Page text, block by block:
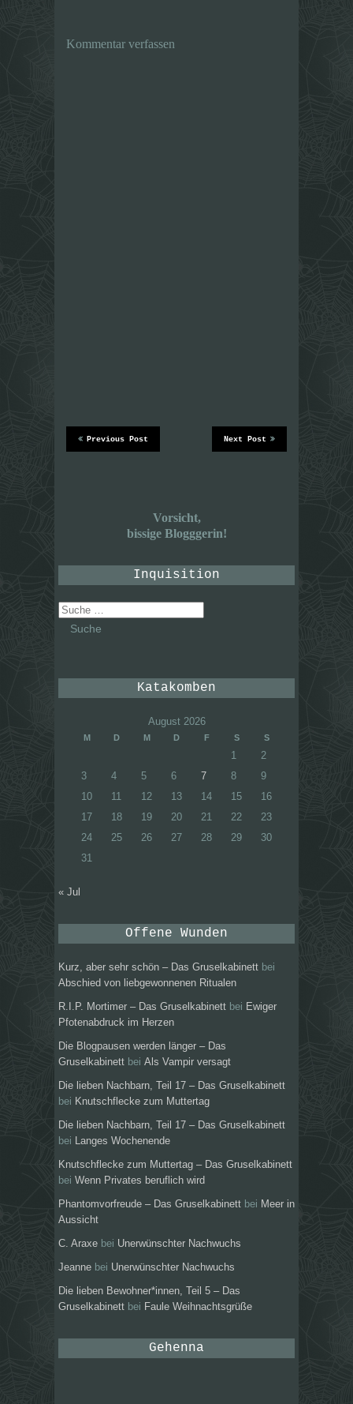
Kommentar verfassen
Next Post
Previous Post
Vorsicht,
bissige Blogggerin!
Inquisition
Suche
nach:
Katakomben
August 2026
M D M D F S S
1
2
3
4 5 6 7 8
9
10
11 12 13 14 15
16
17
18 19 20 21 22
23
24
25 26 27 28 29
30
31
« Jul
Offene Wunden
Kurz, aber sehr schön – Das Gruselkabinett bei
Abschied von liebgewonnenen Ritualen
R.I.P. Mortimer – Das Gruselkabinett bei Ewiger
Pfotenabdruck im Herzen
Die Blogpausen werden länger – Das
Gruselkabinett bei Als Vampir versagt
Die lieben Nachbarn, Teil 17 – Das Gruselkabinett
bei Knutschflecke zum Muttertag
Die lieben Nachbarn, Teil 17 – Das Gruselkabinett
bei
Langes Wochenende
Knutschflecke zum Muttertag – Das Gruselkabinett
bei Wenn Privates beruflich wird
Phantomvorfreude – Das Gruselkabinett bei Meer in
Aussicht
C. Araxe bei Unerwünschter Nachwuchs
Jeanne bei Unerwünschter Nachwuchs
Die lieben Bewohner*innen, Teil 5 – Das
Gruselkabinett bei Faule Weihnachtsgrüße
Gehenna